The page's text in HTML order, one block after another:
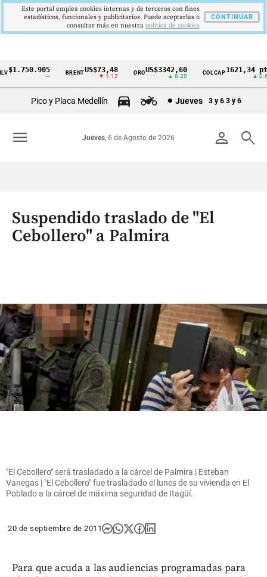
Cintillo
Colombia
$1.750.905 BRENTUS$73,48
▼ 1.12
OROUS$3342,60
▲ 8.20
COLCAP1621,34 pts
▲ 0.67
Pico y Placa Medellín Jueves 3 y 6 3 y 6
person search
Jueves, 6 de Agosto de 2026
menu
Suspendido traslado de "El
Cebollero" a Palmira
"El Cebollero" será trasladado a la cárcel de Palmira | Esteban
Vanegas | "El Cebollero" fue trasladado el lunes de su vivienda en El
Poblado a la cárcel de máxima seguridad de Itagüí.
20 de septiembre de 2011
Para que acuda a las audiencias programadas para
Este portal emplea cookies internas y de terceros con fines
estadísticos, funcionales y publicitarios. Puede aceptarlas o
consultar más en nuestra politica de cookies
CONTINUAR